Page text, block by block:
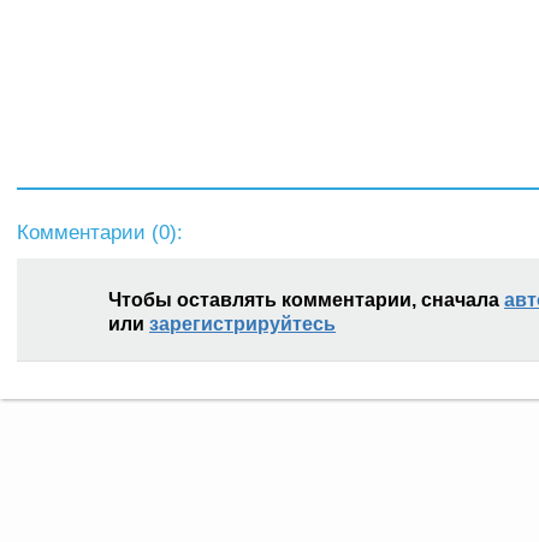
Комментарии (0):
Чтобы оставлять комментарии, сначала
или зарегистрируйтесь